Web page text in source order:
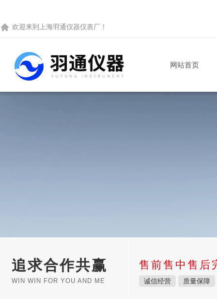
欢迎来到 上海羽通仪器仪表厂 ！
网站首页
追求合作共赢
WIN WIN FOR YOU AND ME
售前售中售后
诚信经营 质量保障